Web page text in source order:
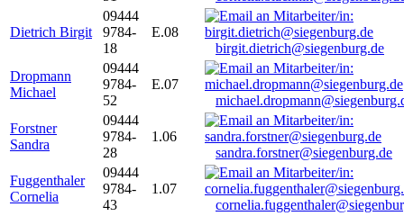
Dietrich Birgit
09444
9784-
18
E.08
birgit.dietrich@siegenburg.de
Dropmann
Michael
09444
9784-
52
E.07
Forstner
Sandra
09444
9784-
28
1.06
sandra.forstner@siegenburg.de
Fuggenthaler
Cornelia
09444
9784-
43
1.07